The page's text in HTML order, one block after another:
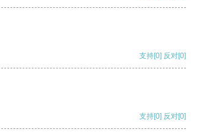
支持[0] 反对[0]
支持[0] 反对[0]